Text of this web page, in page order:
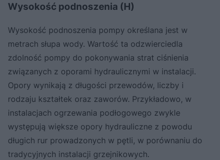
Wysokość podnoszenia (H)
Wysokość podnoszenia pompy określana jest w
metrach słupa wody. Wartość ta odzwierciedla
zdolność pompy do pokonywania strat ciśnienia
związanych z oporami hydraulicznymi w instalacji.
Opory wynikają z długości przewodów, liczby i
rodzaju kształtek oraz zaworów. Przykładowo, w
instalacjach ogrzewania podłogowego zwykle
występują większe opory hydrauliczne z powodu
długich rur prowadzonych w pętli, w porównaniu do
tradycyjnych instalacji grzejnikowych.